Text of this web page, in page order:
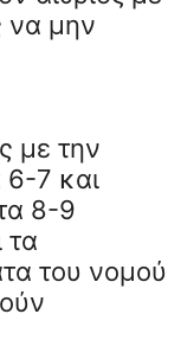
να μην
με την
6-7 και
8-9
τα
του νομού